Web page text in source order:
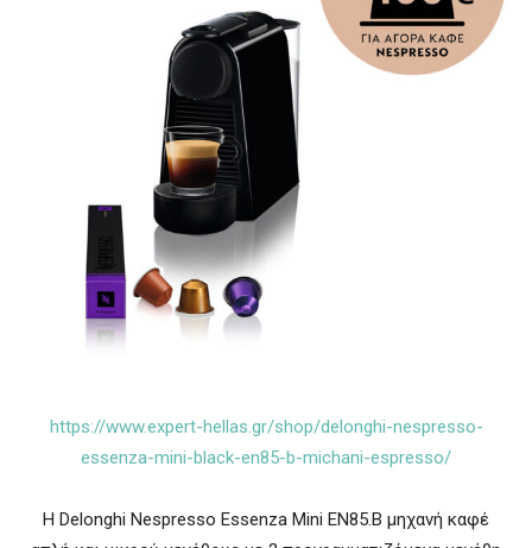
https://www.expert-hellas.gr/shop/delonghi-nespresso-
essenza-mini-black-en85-b-michani-espresso/
Η Delonghi Nespresso Essenza Mini EN85.B μηχανή καφέ